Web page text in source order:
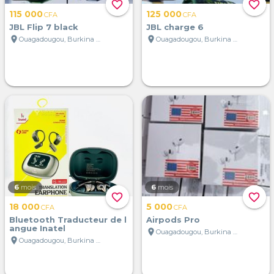
favorite_border
115 000CFA
JBL Flip 7 black
location_on
Ouagadougou, Burkina Faso
favorite_border
125 000CFA
JBL charge 6
location_on
Ouagadougou, Burkina Faso
favorite_border
6 mois
18 000CFA
Bluetooth Traducteur de l
angue Inatel
location_on
Ouagadougou, Burkina Faso
favorite_border
6 mois
5 000CFA
Airpods Pro
location_on
Ouagadougou, Burkina Faso